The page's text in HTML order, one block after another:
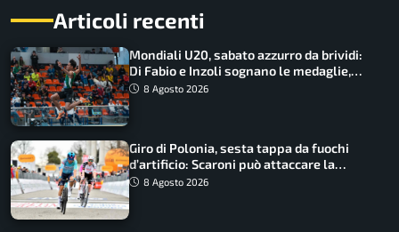
Articoli recenti
Mondiali U20, sabato azzurro da brividi:
Di Fabio e Inzoli sognano le medaglie,
Castellani e Succo in finale
8 Agosto 2026
Giro di Polonia, sesta tappa da fuochi
d’artificio: Scaroni può attaccare la
maglia di Lemmen
8 Agosto 2026